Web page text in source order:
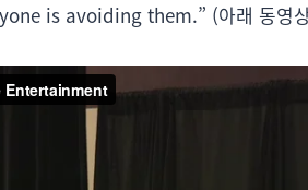
is avoiding them.” (아래 동영